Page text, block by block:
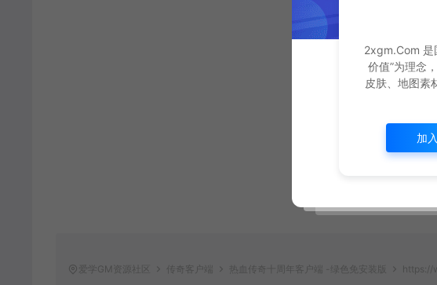
爱学GM资源社区 传奇客户端 热血传奇十周年客户端 -绿色免安装版 https://
2xgm.Com 是
价值”为理念
皮肤、地图素
加